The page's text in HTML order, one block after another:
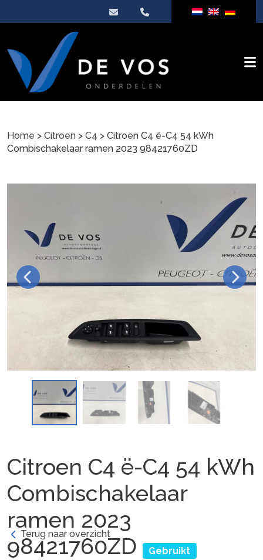
Home > Citroen > C4 > Citroen C4 ë-C4 54 kWh
Combischakelaar ramen 2023 98421760ZD
Citroen C4 ë-C4 54 kWh
Combischakelaar
ramen 2023
98421760ZD
Gebruikt
Terug naar overzicht